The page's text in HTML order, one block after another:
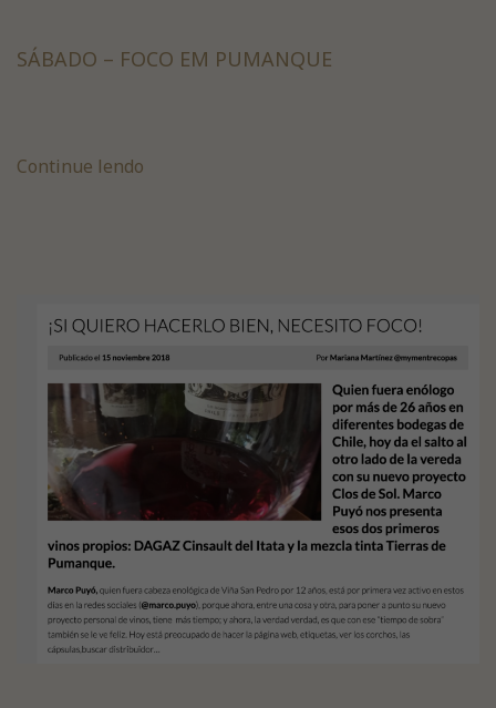
SÁBADO – FOCO EM PUMANQUE
Continue lendo